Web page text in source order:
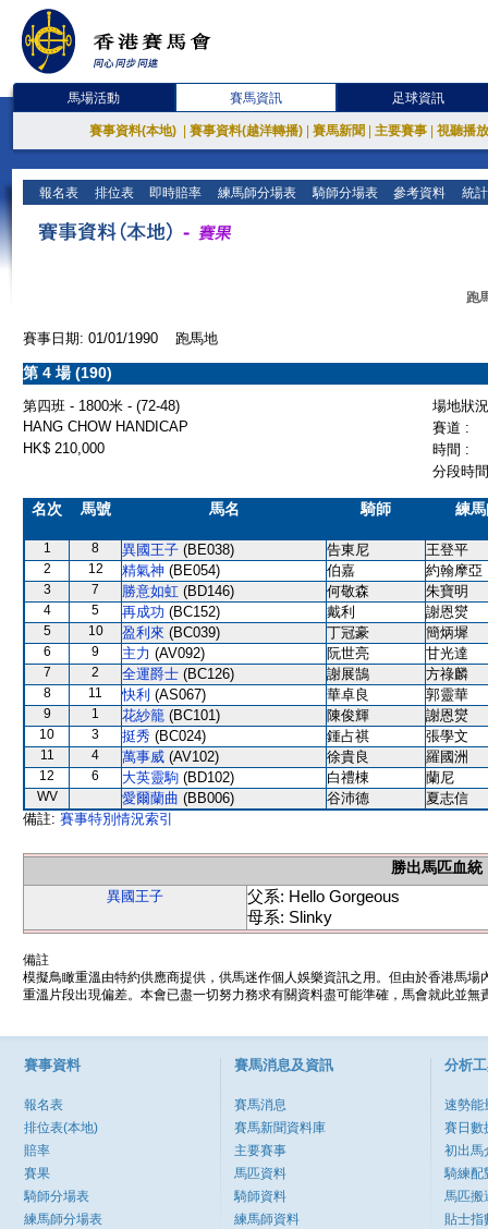
馬場活動 賽馬資訊 足球資訊
賽事資料(本地) 賽事資料(越洋轉播) 賽馬新聞 主要賽事 視聽播
報名表 排位表 即時賠率 練馬師分場表 騎師分場表 參考資料 統
跑
賽事日期: 01/01/1990 跑馬地
第 4 場 (190)
第四班 - 1800米 - (72-48)
場地狀
HANG CHOW HANDICAP
賽道 :
HK$ 210,000
時間 :
分段時
名次 馬號 馬名 騎師 練
1 8 異國王子 (BE038) 告東尼 王登平
2 12 精氣神 (BE054) 伯嘉 約翰摩亞
3 7 勝意如虹 (BD146) 何敬森 朱寶明
4 5 再成功 (BC152) 戴利 謝恩爕
5 10 盈利來 (BC039) 丁冠豪 簡炳墀
6 9 主力 (AV092) 阮世亮 甘光達
7 2 全運爵士 (BC126) 謝展鵠 方祿麟
8 11 快利 (AS067) 華卓良 郭靈華
9 1 花紗籠 (BC101) 陳俊輝 謝恩爕
10 3 挺秀 (BC024) 鍾占祺 張學文
11 4 萬事威 (AV102) 徐貴良 羅國洲
12 6 大英靈駒 (BD102) 白禮棟 蘭尼
WV 愛爾蘭曲 (BB006) 谷沛德
夏志信
備註: 賽事特別情況索引
勝出馬匹血統
異國王子
父系: Hello Gorgeous
母系: Slinky
備註
模擬鳥瞰重溫由特約供應商提供，供馬迷作個人娛樂資訊之用。但由於香港馬
重溫片段出現偏差。本會已盡一切努力務求有關資料盡可能準確，馬會就此並
賽事資料
報名表
排位表(本地)
賠率
賽果
騎師分場表
練馬師分場表
賽馬消息及資訊
賽馬消息
賽馬新聞資料庫
主要賽事
馬匹資料
騎師資料
練馬師資料
分析
速勢能
賽日數
初出馬
騎練配
馬匹搬
貼士指